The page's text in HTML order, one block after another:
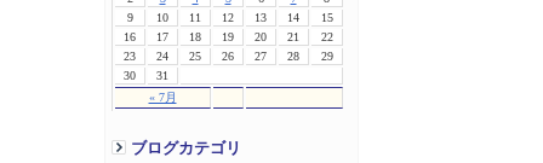
« 7月
9
10 11 12 13 14
15
16
17 18 19 20 21
22
23
24 25 26 27 28
29
30
31
ブログカテゴリ